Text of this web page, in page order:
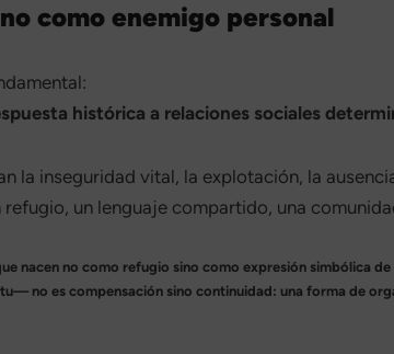
como enemigo personal
histórica a relaciones sociales
la inseguridad vital, la explotación, la
un lenguaje compartido, una
nacen no como refugio sino como expresión simbólica
no es compensación sino continuidad: una forma de